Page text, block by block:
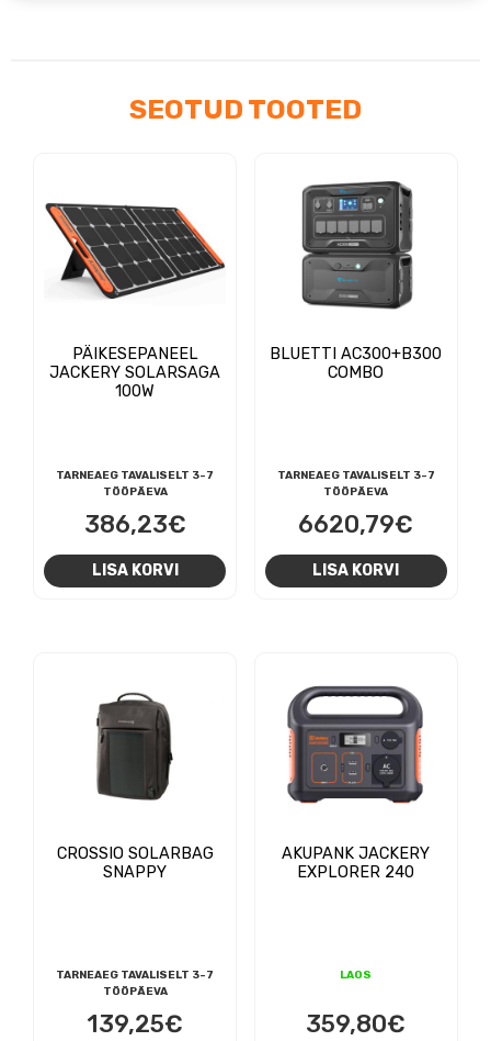
SEOTUD TOOTED
PÄIKESEPANEEL
JACKERY SOLARSAGA
100W
TARNEAEG TAVALISELT 3-7
TÖÖPÄEVA
386,23€
LISA KORVI
BLUETTI AC300+B300
COMBO
TARNEAEG TAVALISELT 3-7
TÖÖPÄEVA
6620,79€
LISA KORVI
CROSSIO SOLARBAG
SNAPPY
TARNEAEG TAVALISELT 3-7
TÖÖPÄEVA
139,25€
AKUPANK JACKERY
EXPLORER 240
LAOS
359,80€